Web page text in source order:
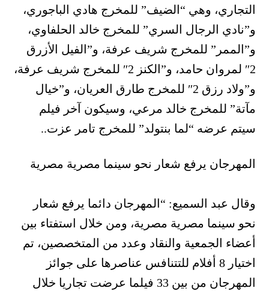
التجاري، وهي “الضيف” للمخرج هادي الباجوري،
و”نادي الرجال السري” للمخرج خالد الحلفاوي،
و”الممر” للمخرج شريف عرفة، و”الفيل الأزرق
2″ لمروان حامد، و”الكنز 2″ للمخرج شريف عرفة،
و”ولاد رزق 2″ للمخرج طارق العريان، و”خيال
مآتة” للمخرج خالد مرعي، وسيكون آخر فيلم
سيتم عرضه “لما بنتولد” للمخرج تامر عزت..
المهرجان يرفع شعار نحو سينما مصرية مصرية
وقال عبد السميع: “المهرجان دائما يرفع شعار
نحو سينما مصرية مصرية، ومن خلال استفتاء بين
أعضاء الجمعية والنقاد وعدد من المتخصصين، تم
اختيار 8 أفلام للتتنافس عناصرها على جوائز
المهرجان من بين 33 فيلما عرضت تجاريا خلال